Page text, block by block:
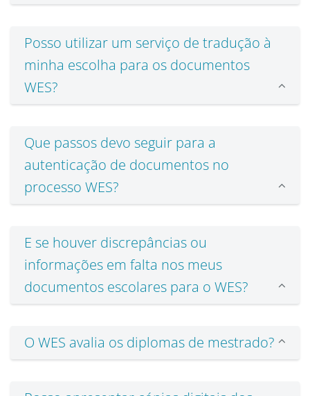
Posso utilizar um serviço de tradução à
minha escolha para os documentos
WES?
Que passos devo seguir para a
autenticação de documentos no
processo WES?
E se houver discrepâncias ou
informações em falta nos meus
documentos escolares para o WES?
O WES avalia os diplomas de mestrado?